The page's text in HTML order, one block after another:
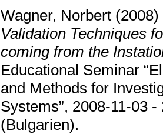
Wagner, Norbert (2008)
Validation Techniques
coming from the
Educational Seminar
and Methods for
Systems”, 2008-11-03
(Bulgarien).